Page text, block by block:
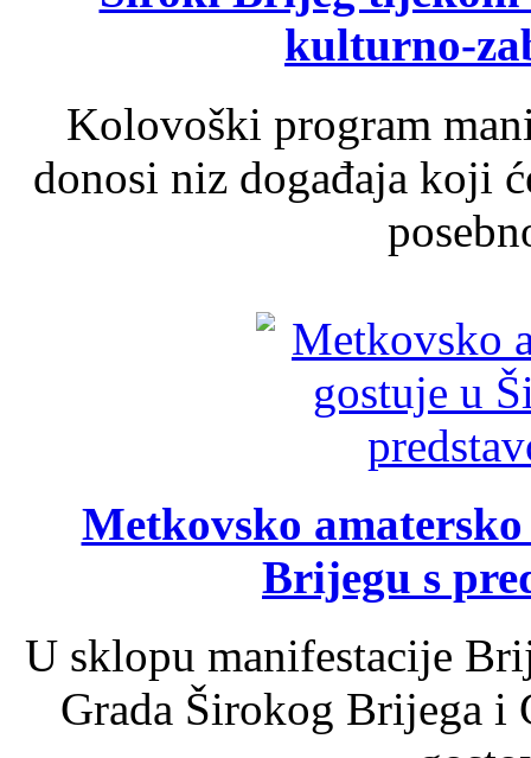
kulturno-
Kolovoški program
donosi niz događaja koji
Metkovsko
Brijegu s
U sklopu manifestacije
Grada Širokog Brijega